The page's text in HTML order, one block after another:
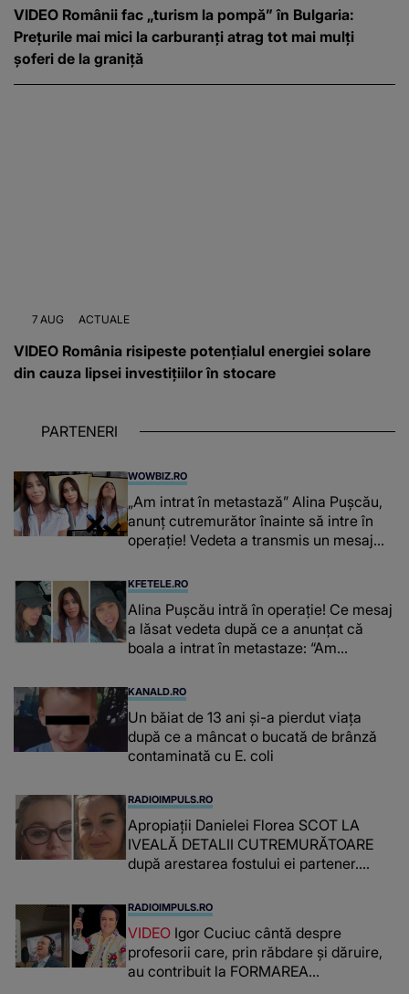
VIDEO Românii fac „turism la pompă” în Bulgaria:
Prețurile mai mici la carburanți atrag tot mai mulți
șoferi de la graniță
7 AUG ACTUALE
VIDEO România risipeste potențialul energiei solare
din cauza lipsei investițiilor în stocare
PARTENERI
WOWBIZ.RO
„Am intrat în metastază” Alina Pușcău,
anunț cutremurător înainte să intre în
operație! Vedeta a transmis un mesaj
KFETELE.RO
Alina Pușcău intră în operație! Ce mesaj
a lăsat vedeta după ce a anunțat că
boala a intrat în metastaze: “Am
KANALD.RO
Un băiat de 13 ani și-a pierdut viața
după ce a mâncat o bucată de brânză
contaminată cu E. coli
RADIOIMPULS.RO
Apropiații Danielei Florea SCOT LA
IVEALĂ DETALII CUTREMURĂTOARE
după arestarea fostului ei partener.
românca ucisă în Italia și ascunsă în
lada unui pat: " Îmi pare rău că nu am
reușit să fac mai mult pentru ea și..."
RADIOIMPULS.RO
VIDEO Igor Cuciuc cântă despre
profesorii care, prin răbdare și dăruire,
au contribuit la FORMAREA